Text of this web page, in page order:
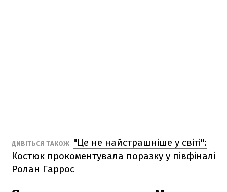
ДИВІТЬСЯ ТАКОЖ "Це не найстрашніше у світі":
Костюк прокоментувала поразку у півфіналі
Ролан Гаррос